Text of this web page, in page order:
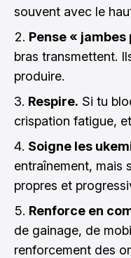
souvent avec le
Pense «
bras transmettent.
produire.
Respire. Si tu
crispation fatigue,
Soigne les
entraînement, mais
propres et
Renforce en
de gainage, de
renforcement des